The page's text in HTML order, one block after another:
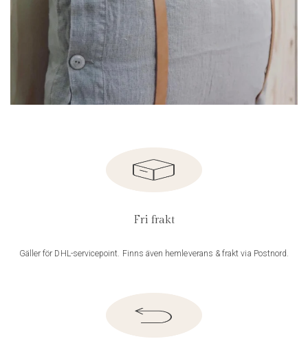
Fri frakt
Gäller för DHL-servicepoint. Finns även hemleverans & frakt via Postnord.